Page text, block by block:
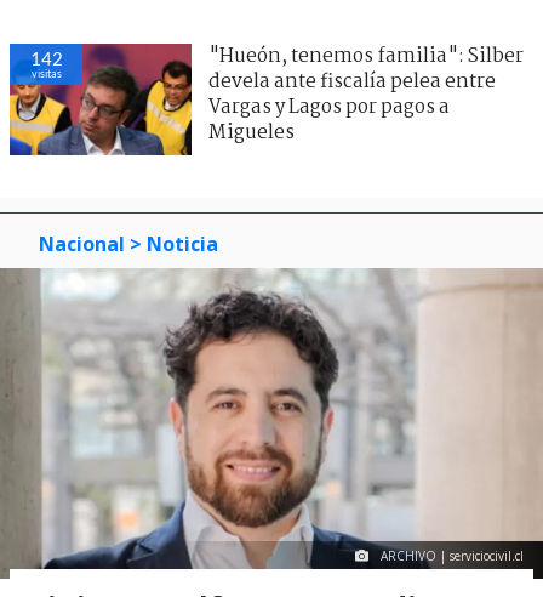
142
visitas
"Hueón, tenemos familia": Silber
devela ante fiscalía pelea entre
Vargas y Lagos por pagos a
Migueles
Nacional > Noticia
ARCHIVO | serviciocivil.cl